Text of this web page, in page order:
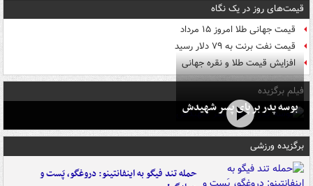
قیمت‌های روز در یک نگاه
قیمت جهانی طلا امروز ۱۵ مرداد
قیمت نفت برنت به ۷۹ دلار رسید
افزایش قیمت طلا و نقره جهانی
فیلم برگزیده
بوسه‌ پدر بر پای پسر شهیدش
برگزیده ورزشی
حمله تند فیگو به اینفانتینو: دروغگو، پَست‌ و